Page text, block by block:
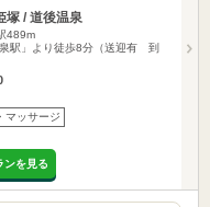
塚 / 道後温泉
489m
駅」より徒歩8分（送迎有 到
マッサージ
ンを見る